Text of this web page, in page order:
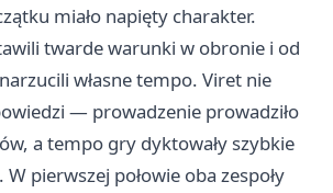
miało napięty charakter.
twarde warunki w obronie i od
własne tempo. Viret nie
— prowadzenie prowadziło
a tempo gry dyktowały szybkie
pierwszej połowie oba zespoły